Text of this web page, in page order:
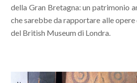
della Gran Bretagna: un patrimonio
che sarebbe da rapportare alle opere
del British Museum di Londra.